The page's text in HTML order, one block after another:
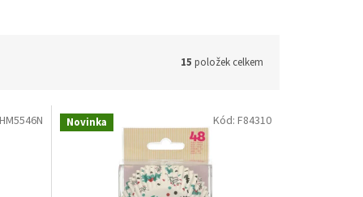
15 položek celkem
HM5546N Novinka Kód: F84310